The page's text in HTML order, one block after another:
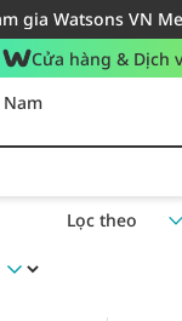
gia Watsons VN
giao hàng cho đơn
24h - Áp dụng
Cửa hàng & Dịch
Lọc theo